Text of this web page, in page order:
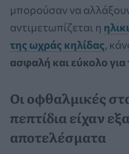
μπορούσαν να
αντιμετωπίζεται η
της ωχράς κηλίδας,
ασφαλή και εύκολο για
Οι οφθαλμικές
πεπτίδια είχαν
αποτελέσματα